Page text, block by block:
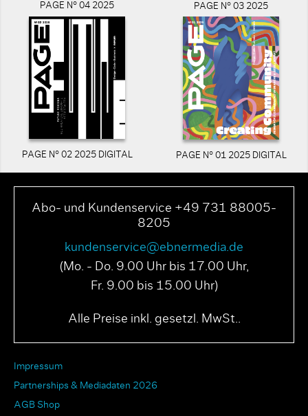
PAGE N° 04 2025 PAGE N° 03 2025
PAGE N° 02 2025 DIGITAL PAGE N° 01 2025 DIGITAL
Abo- und Kundenservice +49 731 88005-
8205
kundenservice@ebnermedia.de
(Mo. - Do. 9.00 Uhr bis 17.00 Uhr,
Fr. 9.00 bis 15.00 Uhr)
Alle Preise inkl. gesetzl. MwSt..
Impressum
Partnerships & Mediadaten 2026
AGB Shop